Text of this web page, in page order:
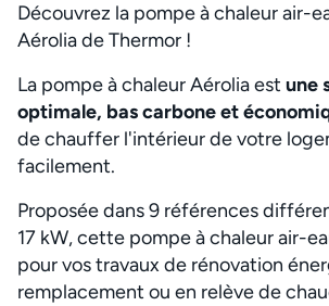
Découvrez la pompe à chaleur air-
Aérolia de Thermor !
La pompe à chaleur Aérolia est une
optimale, bas carbone et
de chauffer l'intérieur de votre
facilement.
Proposée dans 9 références
17 kW, cette pompe à chaleur air-
pour vos travaux de rénovation
remplacement ou en relève de